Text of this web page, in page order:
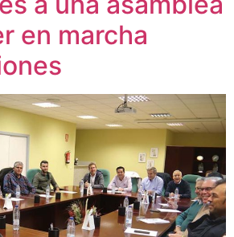
en marcha